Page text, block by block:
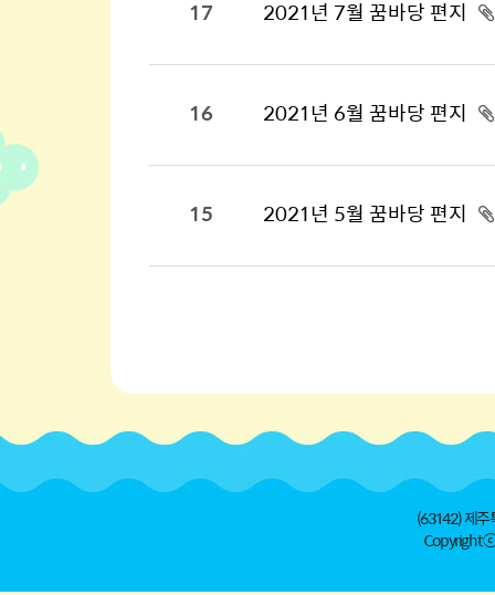
17 2021년 7월 꿈바당 편지
16 2021년 6월 꿈바당 편지
15 2021년 5월 꿈바당 편지
(63142) 제주
Copyright